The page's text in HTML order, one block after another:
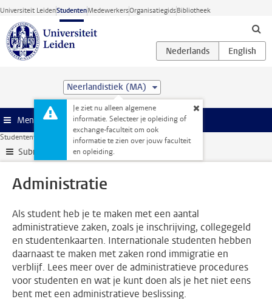
Ga direct naar de inhoud
Universiteit LeidenStudentenMedewerkersOrganisatiegidsBibliotheek
Neerlandistiek (MA)
Je ziet nu alleen algemene
informatie. Selecteer je opleiding of
exchange-faculteit om ook
informatie te zien over jouw faculteit
en opleiding.
Menu
Studentenwebsite Administratie
Submenu
Administratie
Als student heb je te maken met een aantal
administratieve zaken, zoals je inschrijving, collegegeld
en studentenkaarten. Internationale studenten hebben
daarnaast te maken met zaken rond immigratie en
verblijf. Lees meer over de administratieve procedures
voor studenten en wat je kunt doen als je het niet eens
bent met een administratieve beslissing.